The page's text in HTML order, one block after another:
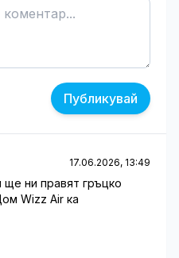
Публикувай
17.06.2026, 13:49
ни правят гръцко
Wizz Air ка